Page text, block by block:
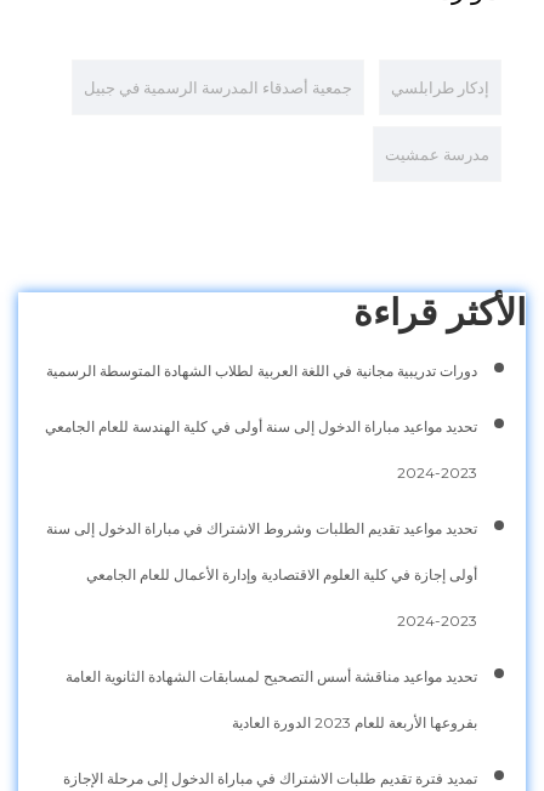
إدكار طرابلسي جمعية أصدقاء المدرسة الرسمية في جبيل
مدرسة عمشيت
الأكثر قراءة
دورات تدريبية مجانية في اللغة العربية لطلاب الشهادة المتوسطة الرسمية
تحديد مواعيد مباراة الدخول إلى سنة أولى في كلية الهندسة للعام الجامعي
2023-2024
تحديد مواعيد تقديم الطلبات وشروط الاشتراك في مباراة الدخول إلى سنة
أولى إجازة في كلية العلوم الاقتصادية وإدارة الأعمال للعام الجامعي
2023-2024
تحديد مواعيد مناقشة أسس التصحيح لمسابقات الشهادة الثانوية العامة
بفروعها الأربعة للعام 2023 الدورة العادية
تمديد فترة تقديم طلبات الاشتراك في مباراة الدخول إلى مرحلة الإجازة